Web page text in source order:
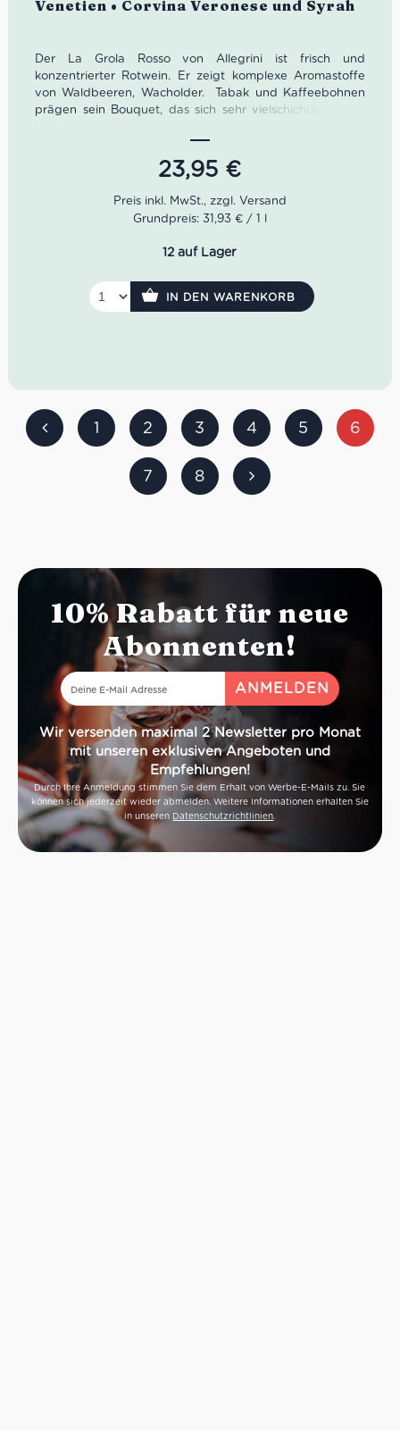
Venetien • Corvina Veronese und Syrah
Der La Grola Rosso von Allegrini ist frisch und
konzentrierter Rotwein. Er zeigt komplexe Aromastoffe
von Waldbeeren, Wacholder. Tabak und Kaffeebohnen
prägen sein Bouquet, das sich sehr vielschichtig öffnet.
Körper, intensiv und elegant. Beim 2019 Decanter World
Wine Awards erreichte er 95 Punkte.
Idealer Versandkarton: 21 Flaschen
Geruch: Pflaumen, Schwarzkirschen, Heidelbeeren,
Zwetschgen und schwarze Johannisbeeren
Geschmack: Trocken und kraftvoll in perfekter
Balance zwischen Schmackhaftigkeit und Frische
23,95 €
Grundpreis: 31,93 € / 1 l
12 auf Lager
IN DEN WARENKORB
1 2 3 4 5 6
7 8
10% Rabatt für neue
Abonnenten!
Wir versenden maximal 2 Newsletter pro Monat
mit unseren exklusiven Angeboten und
Empfehlungen!
Durch Ihre Anmeldung stimmen Sie dem Erhalt von Werbe-E-Mails zu. Sie
können sich jederzeit wieder abmelden. Weitere Informationen erhalten Sie
in unseren Datenschutzrichtlinien